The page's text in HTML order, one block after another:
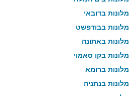
מלונות בדובאי
מלונות בבודפשט
מלונות באתונה
מלונות בקו סאמוי
מלונות ברומא
מלונות בנתניה